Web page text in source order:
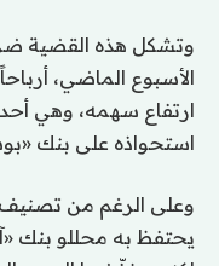
وتشكل هذه القضية
الأسبوع الماضي،
ارتفاع سهمه، وهي
استحواذه على بنك
وعلى الرغم من
يحتفظ به محللو بنك